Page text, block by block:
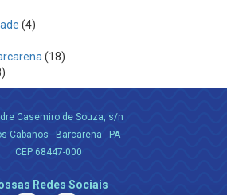
(4)
(18)
Casemiro de Souza, s/n
Cabanos - Barcarena - PA
CEP 68447-000
Redes Sociais